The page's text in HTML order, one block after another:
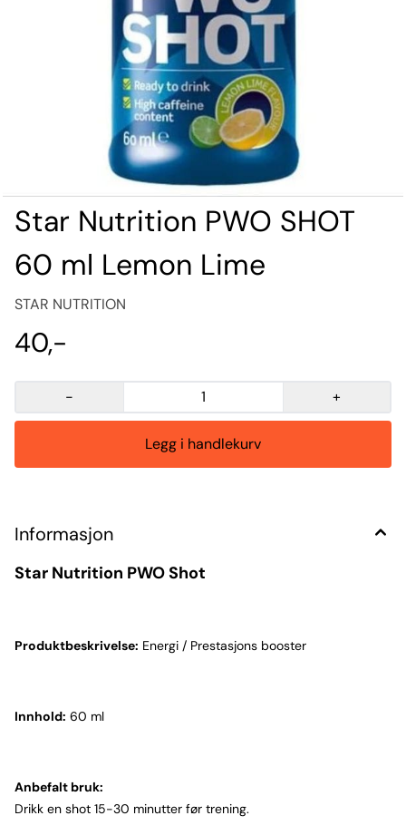
Star Nutrition PWO SHOT
60 ml Lemon Lime
STAR NUTRITION
40,-
- +
Informasjon
Star Nutrition PWO Shot
Produktbeskrivelse: Energi / Prestasjons booster
Innhold: 60 ml
Anbefalt bruk:
Drikk en shot 15-30 minutter før trening.